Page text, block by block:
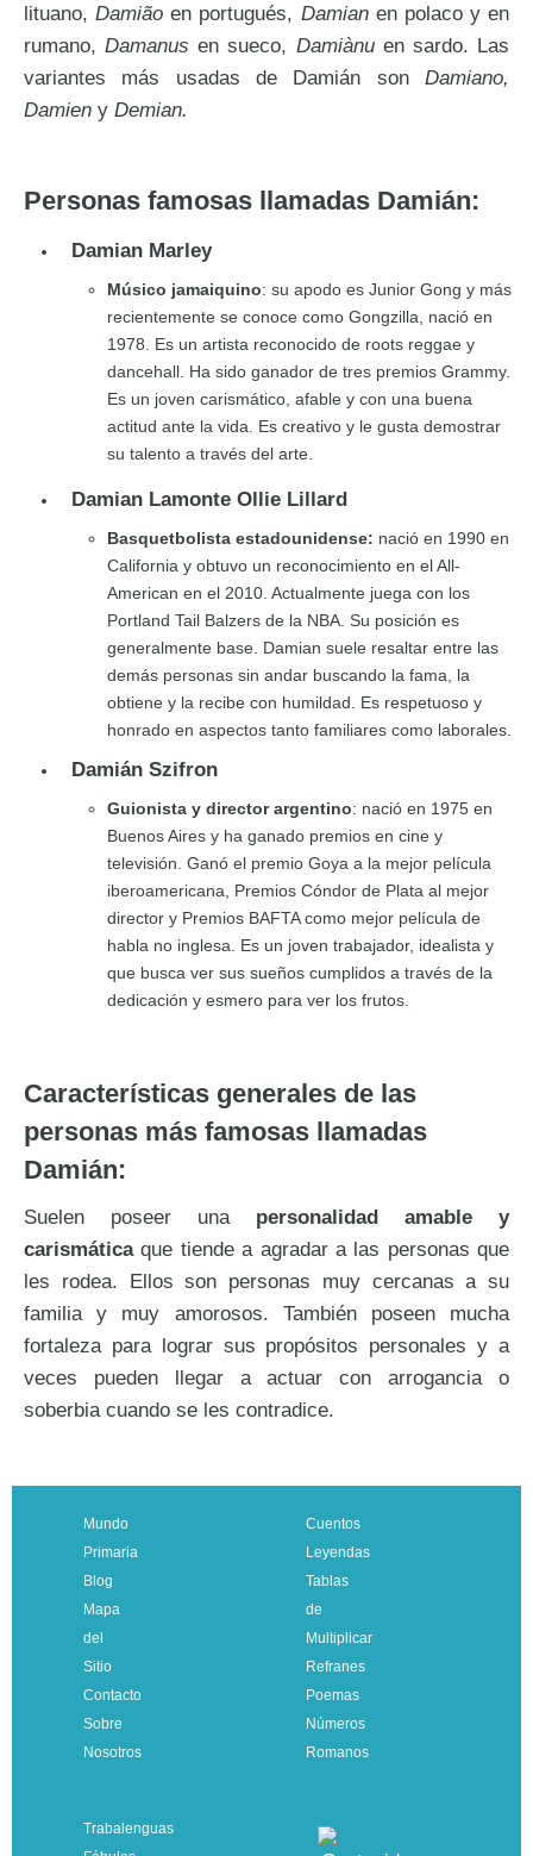
lituano,Damião en portugués, Damianen polaco y en
rumano,Damanus en sueco, Damiànuen sardo. Las
variantes más usadas de Damián son Damiano,
Damien y Demian.
Personas famosas llamadas Damián:
Damian Marley
Músico jamaiquino: su apodo es Junior Gong y más
recientemente se conoce como Gongzilla, nació en
1978. Es un artista reconocido de roots reggae y
dancehall. Ha sido ganador de tres premios Grammy.
Es un joven carismático, afable y con una buena
actitud ante la vida. Es creativo y le gusta demostrar
su talento a través del arte.
Damian Lamonte Ollie Lillard
Basquetbolista estadounidense: nació en 1990 en
California y obtuvo un reconocimiento en el All-
American en el 2010. Actualmente juega con los
Portland Tail Balzers de la NBA. Su posición es
generalmente base. Damian suele resaltar entre las
demás personas sin andar buscando la fama, la
obtiene y la recibe con humildad. Es respetuoso y
honrado en aspectos tanto familiares como laborales.
Damián Szifron
Guionista y director argentino: nació en 1975 en
Buenos Aires y ha ganado premios en cine y
televisión. Ganó el premio Goya a la mejor película
iberoamericana, Premios Cóndor de Plata al mejor
director y Premios BAFTA como mejor película de
habla no inglesa. Es un joven trabajador, idealista y
que busca ver sus sueños cumplidos a través de la
dedicación y esmero para ver los frutos.
Características generales de las
personas más famosas llamadas
Damián:
Suelen poseer una personalidad amable y
carismáticaque tiende a agradar a las personas que
les rodea. Ellos son personas muy cercanas a su
familia y muy amorosos. También poseen mucha
fortaleza para lograr sus propósitos personales y a
veces pueden llegar a actuar con arrogancia o
soberbia cuando se les contradice.
Mundo
Primaria
Blog
Mapa
del
Sitio
Contacto
Sobre
Nosotros
Cuentos
Leyendas
Tablas
de
Multiplicar
Refranes
Poemas
Números
Romanos
Trabalenguas